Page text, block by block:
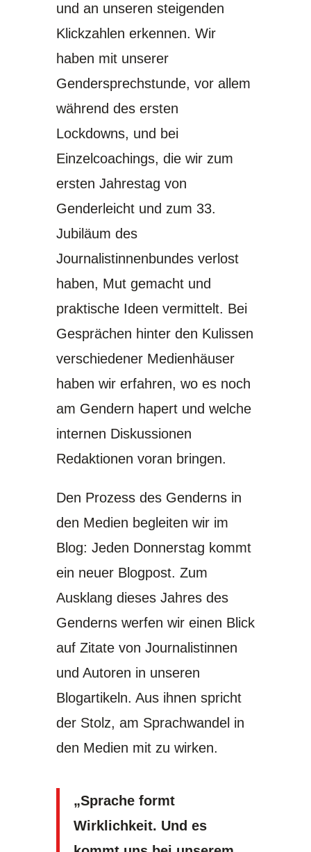
und an unseren steigenden
Klickzahlen erkennen. Wir
haben mit unserer
Gendersprechstunde, vor allem
während des ersten
Lockdowns, und bei
Einzelcoachings, die wir zum
ersten Jahrestag von
Genderleichtund zum 33.
Jubiläum des
Journalistinnenbundes verlost
haben, Mut gemacht und
praktische Ideen vermittelt. Bei
Gesprächen hinter den Kulissen
verschiedener Medienhäuser
haben wir erfahren, wo es noch
am Gendern hapert und welche
internen Diskussionen
Redaktionen voran bringen.
Den Prozess des Genderns in
den Medien begleiten wir im
Blog: Jeden Donnerstag kommt
ein neuer Blogpost. Zum
Ausklang dieses Jahres des
Genderns werfen wir einen Blick
auf Zitate von Journalistinnen
und Autoren in unseren
Blogartikeln. Aus ihnen spricht
der Stolz, am Sprachwandel in
den Medien mit zu wirken.
„Sprache formt
Wirklichkeit. Und es